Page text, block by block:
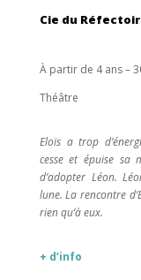
Cie du
À partir de 4 ans –
Théâtre
Eloïs a trop
cesse et épuise sa
d’adopter Léon.
lune. La rencontre
rien qu’à eux.
+ d’info